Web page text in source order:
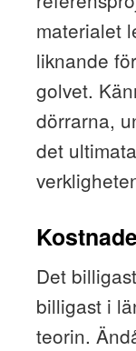
materialet
liknande
golvet.
dörrarna,
det
Det
billigast i
teorin.